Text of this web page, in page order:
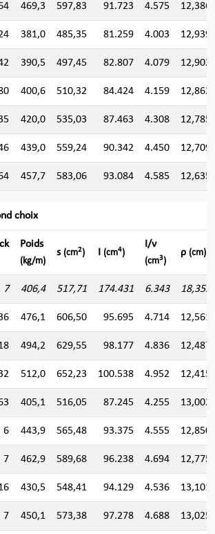
469,3 597,83 91.723 4.575 12,386
381,0 485,35 81.259 4.003 12,939
390,5 497,45 82.807 4.079 12,902
400,6 510,32 84.424 4.159 12,862
420,0 535,03 87.463 4.308 12,785
439,0 559,24 90.342 4.450 12,709
457,7 583,06 93.084 4.585 12,635
choix
Poids
(kg/m)
s (cm2) I (cm4)
I/v
(cm3)
ρ (cm)
7 406,4 517,71 174.431 6.343 18,355
476,1 606,50 95.695 4.714 12,561
494,2 629,55 98.177 4.836 12,487
512,0 652,23 100.538 4.952 12,415
405,1 516,05 87.245 4.255 13,002
6 443,9 565,48 93.375 4.555 12,850
7 462,9 589,68 96.238 4.694 12,775
430,5 548,41 94.129 4.536 13,101
7 450,1 573,38 97.278 4.688 13,025